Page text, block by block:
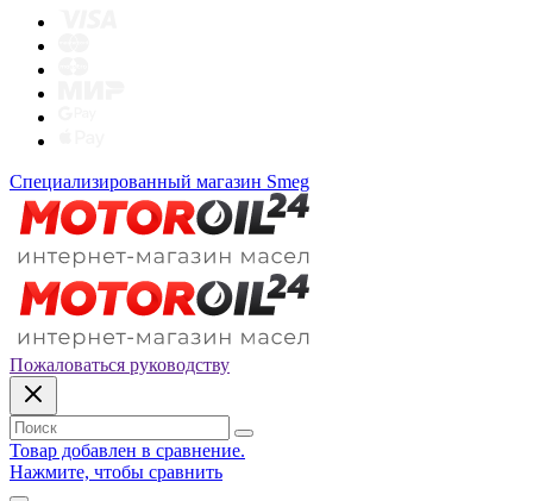
Специализированный магазин Smeg
Пожаловаться руководству
Товар добавлен в сравнение.
Нажмите, чтобы сравнить